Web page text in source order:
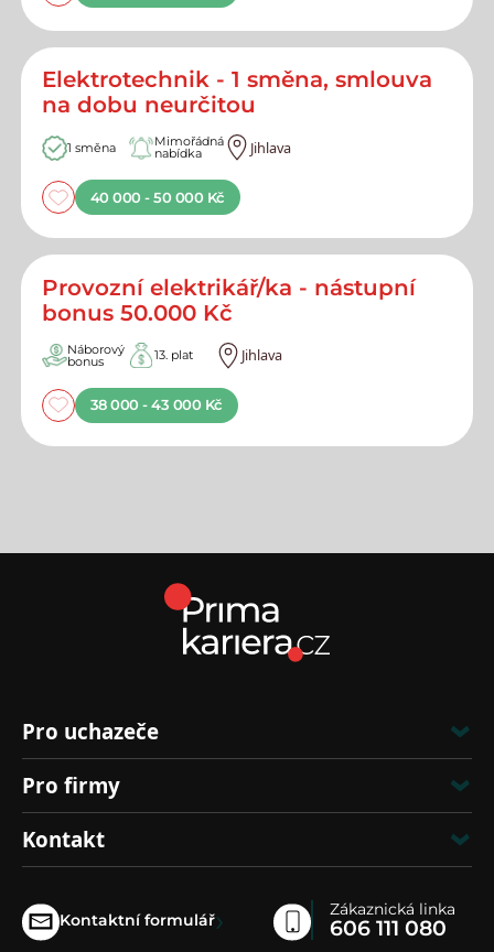
Elektrotechnik - 1 směna, smlouva
na dobu neurčitou
1 směna Mimořádná
nabídka Jihlava
40 000 - 50 000 Kč
Provozní elektrikář/ka - nástupní
bonus 50.000 Kč
Náborový
bonus 13. plat Jihlava
38 000 - 43 000 Kč
Pro uchazeče
Pro firmy
Kontakt
Kontaktní formulář› Zákaznická linka
606 111 080